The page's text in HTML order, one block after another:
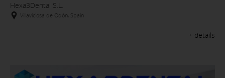
Hexa3Dental S.L.
Villaviciosa de Odón, Spain
+ details